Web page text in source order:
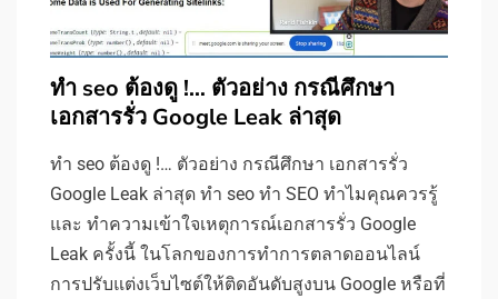
ทำ seo ต้องดู !… ตัวอย่าง กรณีศึกษา
เอกสารรั่ว Google Leak ล่าสุด
ทำ seo ต้องดู !… ตัวอย่าง กรณีศึกษา เอกสารรั่ว
Google Leak ล่าสุด ทำ seo ทำ SEO ทำไมคุณควรรู้
และ ทำความเข้าใจเหตุการณ์เอกสารรั่ว Google
Leak ครั้งนี้ ในโลกของการทำการตลาดออนไลน์
การปรับแต่งเว็บไซต์ให้ติดอันดับสูงบน Google หรือที่